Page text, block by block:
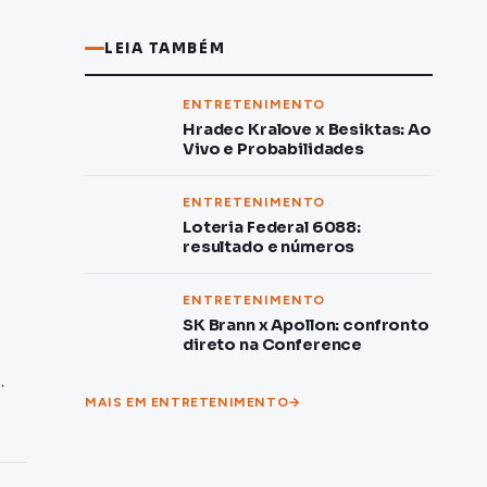
LEIA TAMBÉM
ENTRETENIMENTO
Hradec Kralove x Besiktas: Ao
Vivo e Probabilidades
ENTRETENIMENTO
Loteria Federal 6088:
resultado e números
ENTRETENIMENTO
SK Brann x Apollon: confronto
direto na Conference
MAIS EM ENTRETENIMENTO